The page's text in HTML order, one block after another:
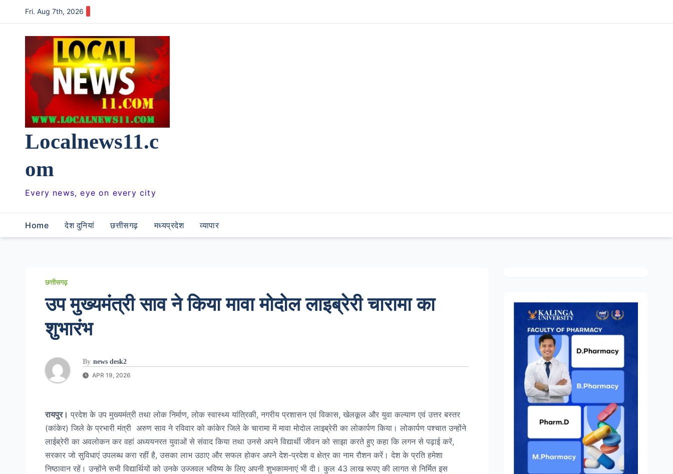
to
content
Fri. Aug 7th, 2026
Localnews11.c
om
Every news, eye on every city
Home देश दुनियां छत्तीसगढ़ मध्यप्रदेश व्यापार
छत्तीसगढ़
उप मुख्यमंत्री साव ने किया मावा मोदोल लाइब्रेरी चारामा का
शुभारंभ
By news desk2
APR 19, 2026
रायपुर। प्रदेश के उप मुख्यमंत्री तथा लोक निर्माण, लोक स्वास्थ्य यांत्रिकी, नगरीय प्रशासन एवं विकास, खेलकूल और युवा कल्याण एवं उत्तर बस्तर
(कांकेर) जिले के प्रभारी मंत्री अरुण साव ने रविवार को कांकेर जिले के चारामा में मावा मोदोल लाइब्रेरी का लोकार्पण किया। लोकार्पण पश्चात उन्होंने
लाईब्रेरी का अवलोकन कर वहां अध्ययनरत युवाओं से संवाद किया तथा उनसे अपने विद्यार्थी जीवन को साझा करते हुए कहा कि लगन से पढ़ाई करें,
सरकार जो सुविधाएं उपलब्ध करा रहीं है, उसका लाभ उठाए और सफल होकर अपने देश-प्रदेश व क्षेत्र का नाम रौशन करें। देश के प्रति हमेशा
निष्ठावान रहें। उन्होंने सभी विद्यार्थियों को उनके उज्जवल भविष्य के लिए अपनी शुभकामनाएं भी दी। कुल 43 लाख रूपए की लागत से निर्मित इस